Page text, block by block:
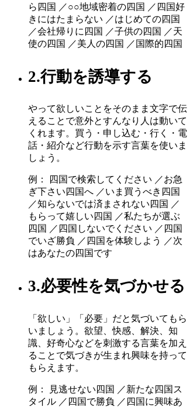
ら四国 ／○○地域密着の四国 ／四国好
きにはたまらない ／はじめての四国
／会社帰りに四国 ／子供の四国 ／天
使の四国 ／美人の四国 ／国際的四国
2.行動を誘導する
やって欲しいことをそのまま文字で伝
えることで意外とすんなり人は動いて
くれます。買う・申し込む・行く・電
話・紹介など行動を示す言葉を使いま
しょう。
例： 四国で検索してください ／お急
ぎ下さい四国へ ／いま買うべき四国
／知らないでは済まされない四国 ／
もらって嬉しい四国 ／私たちが選ぶ
四国 ／四国しないでください ／四国
でいざ勝負 ／四国を体験しよう ／次
はあなたの四国です
3.必要性を気づかせる
「欲しい」「必要」だと気づいてもら
いましょう。欲望、快感、解決、知
識、好奇心などを刺激する言葉を加え
ることで気づきが生まれ興味を持って
もらえます。
例： 見逃せない四国 ／新たな四国ス
タイル ／四国で勝負 ／四国に興味あ